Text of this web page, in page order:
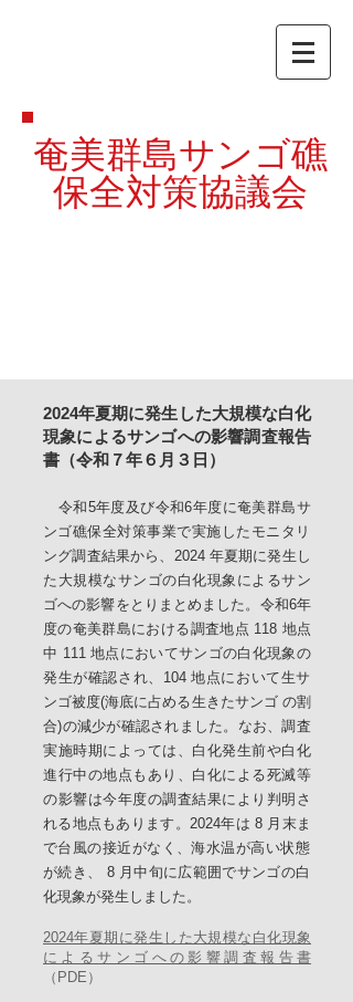
奄美群島サンゴ礁
保全対策協議会
2024年夏期に発生した大規模な白化
現象によるサンゴへの影響調査報告
書（令和７年６月３日）
令和5年度及び令和6年度に奄美群島サ
ンゴ礁保全対策事業で実施したモニタリ
ング調査結果から、2024 年夏期に発生し
た大規模なサンゴの白化現象によるサン
ゴへの影響をとりまとめました。令和6年
度の奄美群島における調査地点 118 地点
中 111 地点においてサンゴの白化現象の
発生が確認され、104 地点において生サ
ンゴ被度(海底に占める生きたサンゴ の割
合)の減少が確認されました。なお、調査
実施時期によっては、白化発生前や白化
進行中の地点もあり、白化による死滅等
の影響は今年度の調査結果により判明さ
れる地点もあります。2024年は 8 月末ま
で台風の接近がなく、海水温が高い状態
が続き、 8 月中旬に広範囲でサンゴの白
化現象が発生しました。
2024年夏期に発生した大規模な白化現象
によるサンゴへの影響調査報告書
（PDE）